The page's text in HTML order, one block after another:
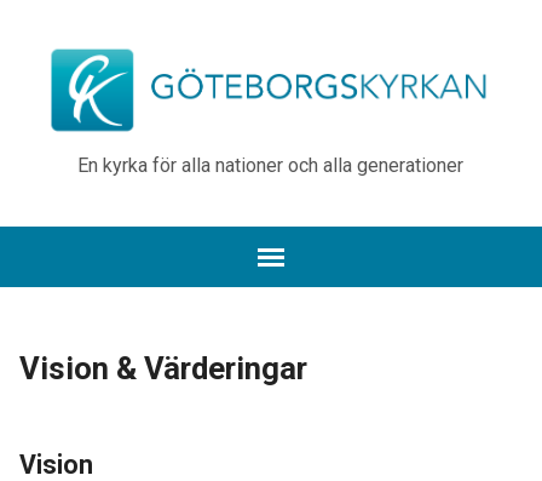
En kyrka för alla nationer och alla generationer
Vision & Värderingar
Vision